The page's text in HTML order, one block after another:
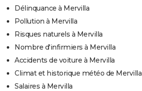
Délinquance à Mervilla
Pollution à Mervilla
Risques naturels à Mervilla
Nombre d'infirmiers à Mervilla
Accidents de voiture à Mervilla
Climat et historique météo de Mervilla
Salaires à Mervilla